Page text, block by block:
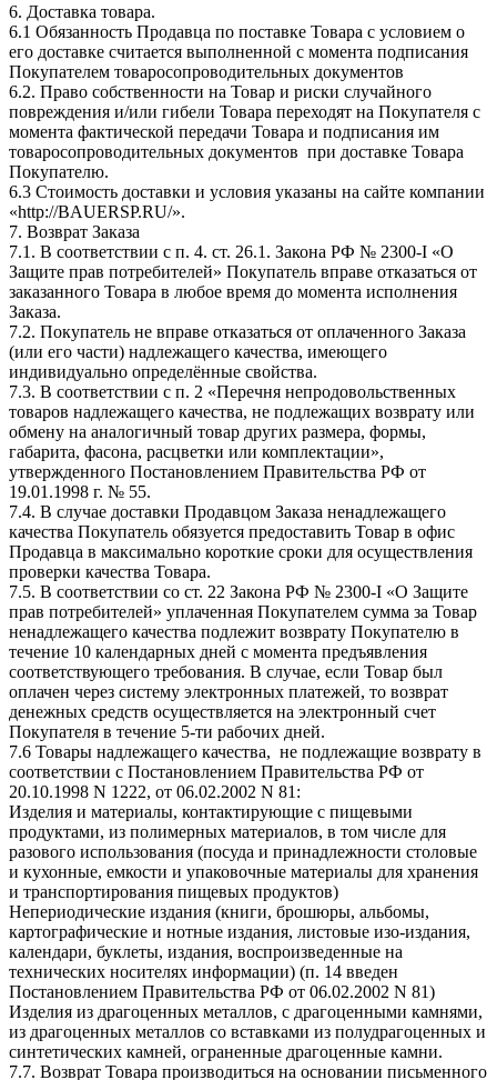
6. Доставка товара.
6.1 Обязанность Продавца по поставке Товара с условием о
его доставке считается выполненной с момента подписания
Покупателем товаросопроводительных документов
6.2. Право собственности на Товар и риски случайного
повреждения и/или гибели Товара переходят на Покупателя с
момента фактической передачи Товара и подписания им
товаросопроводительных документов при доставке Товара
Покупателю.
6.3 Стоимость доставки и условия указаны на сайте компании
«http://BAUERSP.RU/».
7. Возврат Заказа
7.1. В соответствии с п. 4. ст. 26.1. Закона РФ № 2300-I «О
Защите прав потребителей» Покупатель вправе отказаться от
заказанного Товара в любое время до момента исполнения
Заказа.
7.2. Покупатель не вправе отказаться от оплаченного Заказа
(или его части) надлежащего качества, имеющего
индивидуально определённые свойства.
7.3. В соответствии с п. 2 «Перечня непродовольственных
товаров надлежащего качества, не подлежащих возврату или
обмену на аналогичный товар других размера, формы,
габарита, фасона, расцветки или комплектации»,
утвержденного Постановлением Правительства РФ от
19.01.1998 г. № 55.
7.4. В случае доставки Продавцом Заказа ненадлежащего
качества Покупатель обязуется предоставить Товар в офис
Продавца в максимально короткие сроки для осуществления
проверки качества Товара.
7.5. В соответствии со ст. 22 Закона РФ № 2300-I «О Защите
прав потребителей» уплаченная Покупателем сумма за Товар
ненадлежащего качества подлежит возврату Покупателю в
течение 10 календарных дней с момента предъявления
соответствующего требования. В случае, если Товар был
оплачен через систему электронных платежей, то возврат
денежных средств осуществляется на электронный счет
Покупателя в течение 5-ти рабочих дней.
7.6 Товары надлежащего качества, не подлежащие возврату в
соответствии с Постановлением Правительства РФ от
20.10.1998 N 1222, от 06.02.2002 N 81:
Изделия и материалы, контактирующие с пищевыми
продуктами, из полимерных материалов, в том числе для
разового использования (посуда и принадлежности столовые
и кухонные, емкости и упаковочные материалы для хранения
и транспортирования пищевых продуктов)
Непериодические издания (книги, брошюры, альбомы,
картографические и нотные издания, листовые изо-издания,
календари, буклеты, издания, воспроизведенные на
технических носителях информации) (п. 14 введен
Постановлением Правительства РФ от 06.02.2002 N 81)
Изделия из драгоценных металлов, с драгоценными камнями,
из драгоценных металлов со вставками из полудрагоценных и
синтетических камней, ограненные драгоценные камни.
7.7. Возврат Товара производиться на основании письменного